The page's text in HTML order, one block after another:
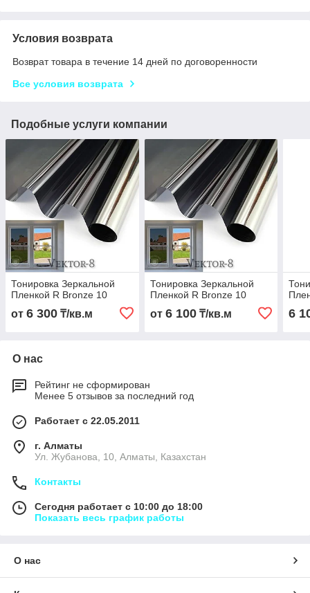
Условия возврата
Возврат товара в течение 14 дней по договоренности
Все условия возврата
Подобные услуги компании
Тонировка Зеркальной
Пленкой R Bronze 10
от 6 300 ₸/кв.м
Тонировка Зеркальной
Пленкой R Bronze 10
от 6 100₸/кв.м 6
О нас
Рейтинг не сформирован
Менее 5 отзывов за последний год
Работает с 22.05.2011
г. Алматы
Ул. Жубанова, 10, Алматы, Казахстан
Контакты
Сегодня работает с 10:00 до 18:00
Показать весь график работы
О нас